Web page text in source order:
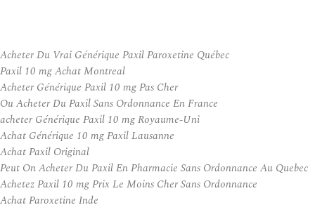
Acheter Du Vrai Générique Paxil Paroxetine Québec
Paxil 10 mg Achat Montreal
Acheter Générique Paxil 10 mg Pas Cher
Ou Acheter Du Paxil Sans Ordonnance En France
acheter Générique Paxil 10 mg Royaume-Uni
Achat Générique 10 mg Paxil Lausanne
Achat Paxil Original
Peut On Acheter Du Paxil En Pharmacie Sans Ordonnance Au Quebec
Achetez Paxil 10 mg Prix Le Moins Cher Sans Ordonnance
Achat Paroxetine Inde